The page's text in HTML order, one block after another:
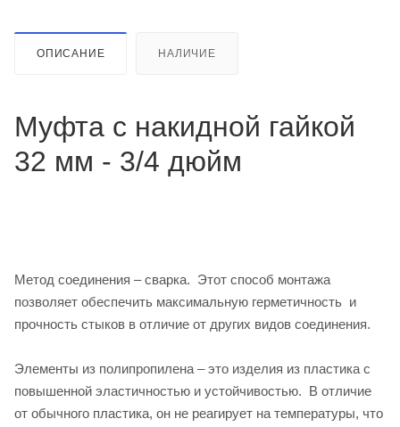
ОПИСАНИЕ НАЛИЧИЕ
Муфта с накидной гайкой
32 мм - 3/4 дюйм
Метод соединения – сварка. Этот способ монтажа
позволяет обеспечить максимальную герметичность и
прочность стыков в отличие от других видов соединения.
Элементы из полипропилена – это изделия из пластика с
повышенной эластичностью и устойчивостью. В отличие
от обычного пластика, он не реагирует на температуры, что